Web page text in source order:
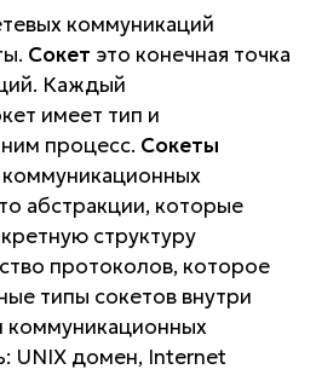
контакты
коммуникаций
Сокет это конечная точка
Каждый
имеет тип и
процесс. Сокеты
абстракции, которые
структуру
протоколов, которое
типы сокетов внутри
UNIX домен, Internet